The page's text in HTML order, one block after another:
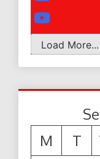
Load More...
M
T